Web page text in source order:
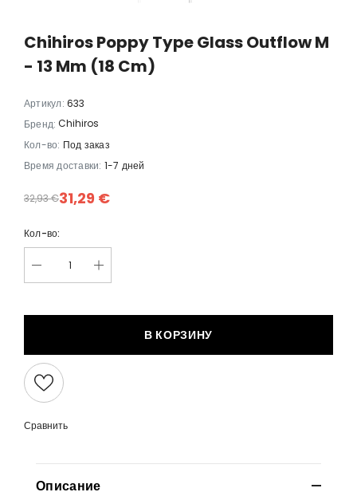
Chihiros Poppy Type Glass Outflow M
- 13 Mm (18 Cm)
Артикул: 633
Бренд: Chihiros
Кол-во: Под заказ
Время доставки: 1-7 дней
31,29 €
32,93 €
Кол-во:
В КОРЗИНУ
Сравнить
Описание